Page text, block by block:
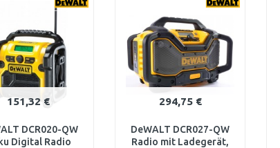
Vergleichen
151,32 €
DCR020-QW
Digital Radio
294,75 €
DeWALT DCR027-QW
Radio mit Ladegerät,